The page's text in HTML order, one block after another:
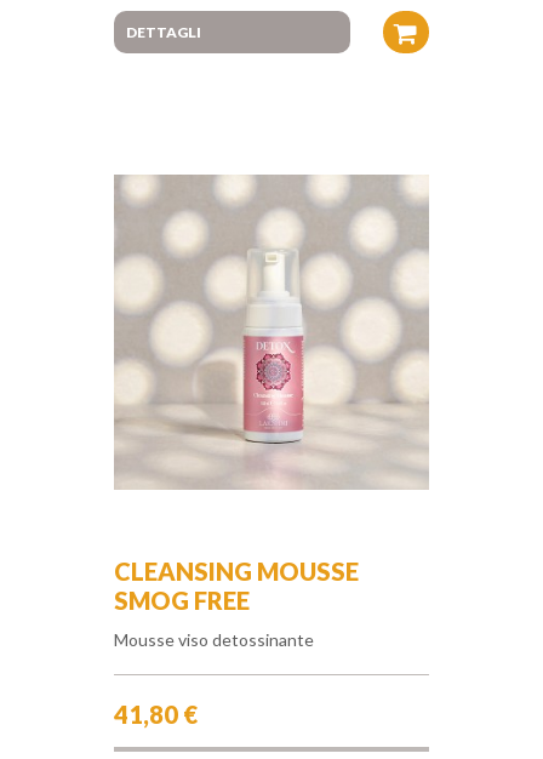
DETTAGLI
CLEANSING MOUSSE
SMOG FREE
Mousse viso detossinante
41,80 €